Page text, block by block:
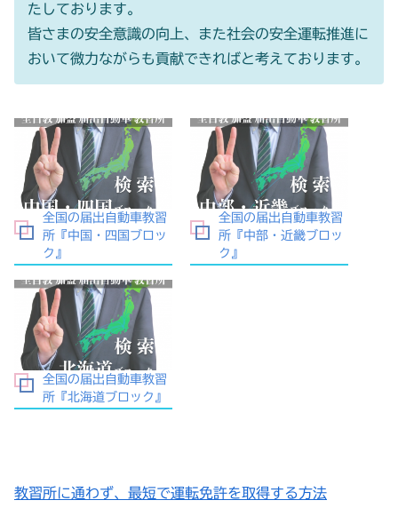
たしております。
皆さまの安全意識の向上、また社会の安全運転推進に
おいて微力ながらも貢献できればと考えております。
全国の届出自動車教習
所『中国・四国ブロッ
ク』
全国の届出自動車教習
所『中部・近畿ブロッ
ク』
全国の届出自動車教習
所『北海道ブロック』
教習所に通わず、最短で運転免許を取得する方法